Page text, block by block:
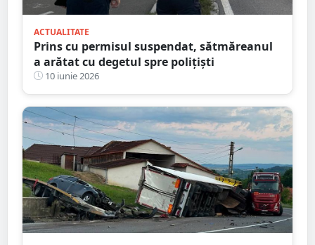
ACTUALITATE
Prins cu permisul suspendat, sătmăreanul
a arătat cu degetul spre polițiști
10 iunie 2026